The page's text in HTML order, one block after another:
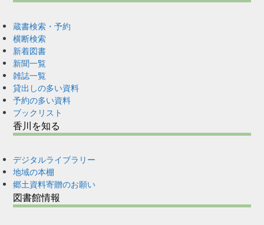
蔵書検索・予約
横断検索
新着図書
新聞一覧
雑誌一覧
貸出しの多い資料
予約の多い資料
ブックリスト
香川を知る
デジタルライブラリー
地域の本棚
郷土資料寄贈のお願い
図書館情報